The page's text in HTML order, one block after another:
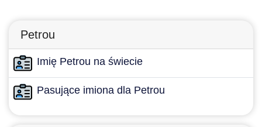
Petrou
Imię Petrou na świecie
Pasujące imiona dla Petrou